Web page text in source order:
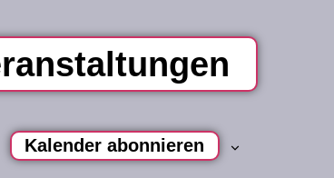
Kalender abonnieren